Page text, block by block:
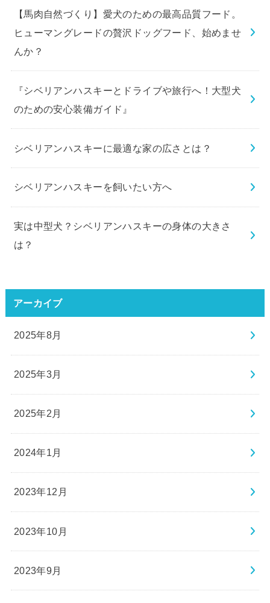
【馬肉自然づくり】愛犬のための最高品質フード。
ヒューマングレードの贅沢ドッグフード、始めませ
んか？
『シベリアンハスキーとドライブや旅行へ！大型犬
のための安心装備ガイド』
シベリアンハスキーに最適な家の広さとは？
シベリアンハスキーを飼いたい方へ
実は中型犬？シベリアンハスキーの身体の大きさ
は？
アーカイブ
2025年8月
2025年3月
2025年2月
2024年1月
2023年12月
2023年10月
2023年9月